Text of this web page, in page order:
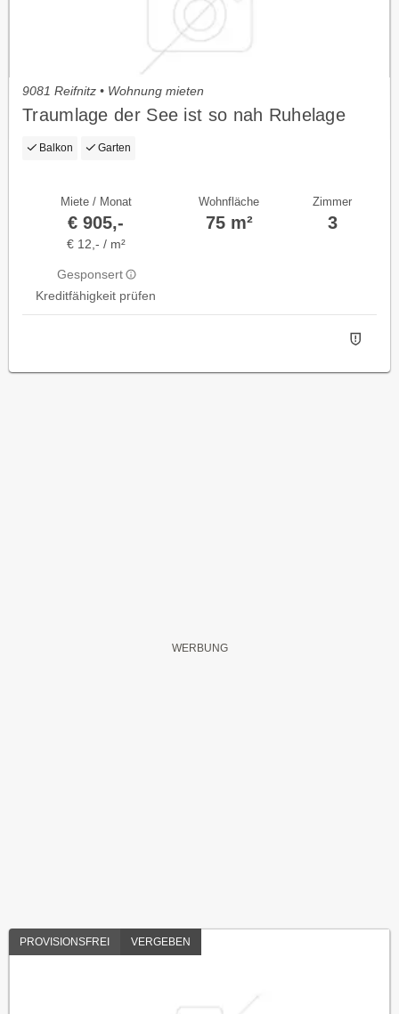
9081 Reifnitz • Wohnung mieten
Traumlage der See ist so nah Ruhelage
Balkon Garten
Miete / Monat
€ 905,-
€ 12,- / m²
Gesponsert
Kreditfähigkeit prüfen
Wohnfläche
75 m²
Zimmer
3
PROVISIONSFREI VERGEBEN